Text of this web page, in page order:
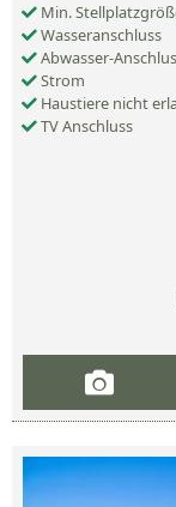
Min.
Wasseranschluss
Abwasser-
Strom
Haustiere nicht
TV Anschluss